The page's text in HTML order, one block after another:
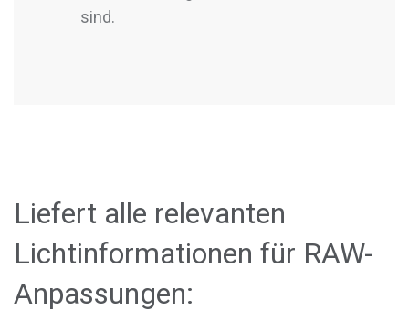
sind.
Liefert alle relevanten
Lichtinformationen für RAW-
Anpassungen: